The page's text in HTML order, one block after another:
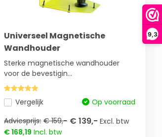
9,3
Universeel Magnetische
Wandhouder
Sterke magnetische wandhouder
voor de bevestigin...
Vergelijk
Op voorraad
Adviesprijs: € 159,- € 139,-Excl. btw
€ 168,19 Incl. btw